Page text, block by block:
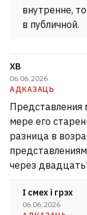
внутренне,
в публичной.
ХВ
06.06.2026
АДКАЗАЦЬ
Представления
мере его
разница в
через
І смех і грэх
06.06.2026